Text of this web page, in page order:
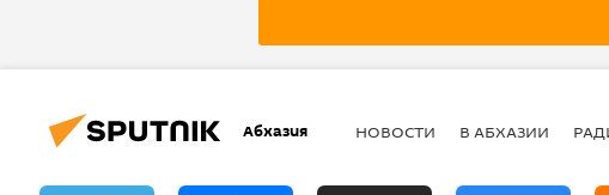
Абхазия НОВОСТИ В АБХАЗИИ